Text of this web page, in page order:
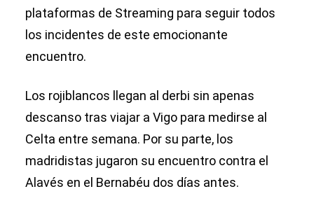
plataformas de Streaming para seguir todos
los incidentes de este emocionante
encuentro.
Los rojiblancos llegan al derbi sin apenas
descanso tras viajar a Vigo para medirse al
Celta entre semana. Por su parte, los
madridistas jugaron su encuentro contra el
Alavés en el Bernabéu dos días antes.